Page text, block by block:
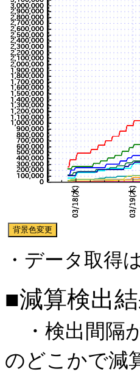
・データ取得
■減算検出
・検出間隔
のどこかで減